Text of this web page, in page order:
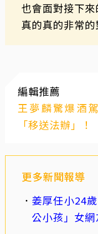
也會面對接下來
真的真的非常的
編輯推薦
王夢麟驚爆酒
「移送法辦」！
更多新聞報導
姜厚任小24
公小孩」女